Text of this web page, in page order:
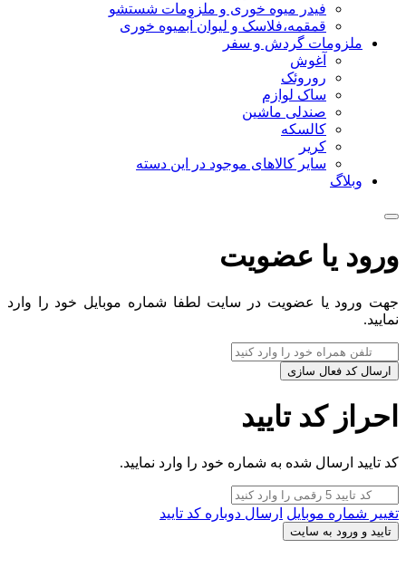
فیدر میوه خوری و ملزومات شستشو
قمقمه،فلاسک و لیوان آبمیوه خوری
ملزومات گردش و سفر
آغوش
روروئک
ساک لوازم
صندلی ماشین
کالسکه
کریر
سایر کالاهای موجود در این دسته
وبلاگ
ورود یا عضویت
جهت ورود یا عضویت در سایت لطفا شماره موبایل خود را وارد
نمایید.
ارسال کد فعال سازی
احراز کد تایید
کد تایید ارسال شده به شماره خود را وارد نمایید.
تغییر شماره موبایل ارسال دوباره کد تایید
تایید و ورود به سایت